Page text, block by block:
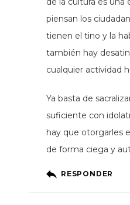
piensan los
tienen el tino y la
también hay
cualquier actividad
Ya basta de
suficiente con
hay que otorgarles
de forma ciega y
RESPONDER